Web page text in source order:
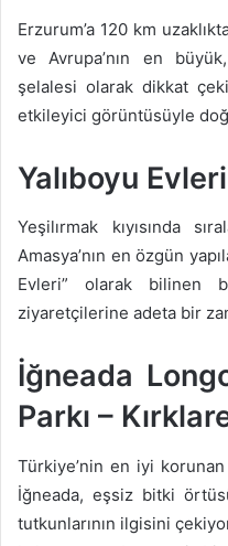
Erzurum’a 120 km
ve Avrupa’nın en
şelalesi olarak dikkat
etkileyici görüntüsüyle
Yalıboyu
Yeşilırmak kıyısında
Amasya’nın en özgün
Evleri” olarak bilinen
ziyaretçilerine adeta bir
İğneada
Parkı –
Türkiye’nin en iyi
İğneada, eşsiz bitki
tutkunlarının ilgisini